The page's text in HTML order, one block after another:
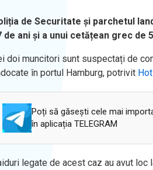
de Securitate și parchetul
de ani și a unui cetățean grec de
doi muncitori sunt suspectați de
în portul Hamburg, potrivit
Poți să găsești cele mai
în aplicația TELEGRAM
legate de acest caz au avut loc